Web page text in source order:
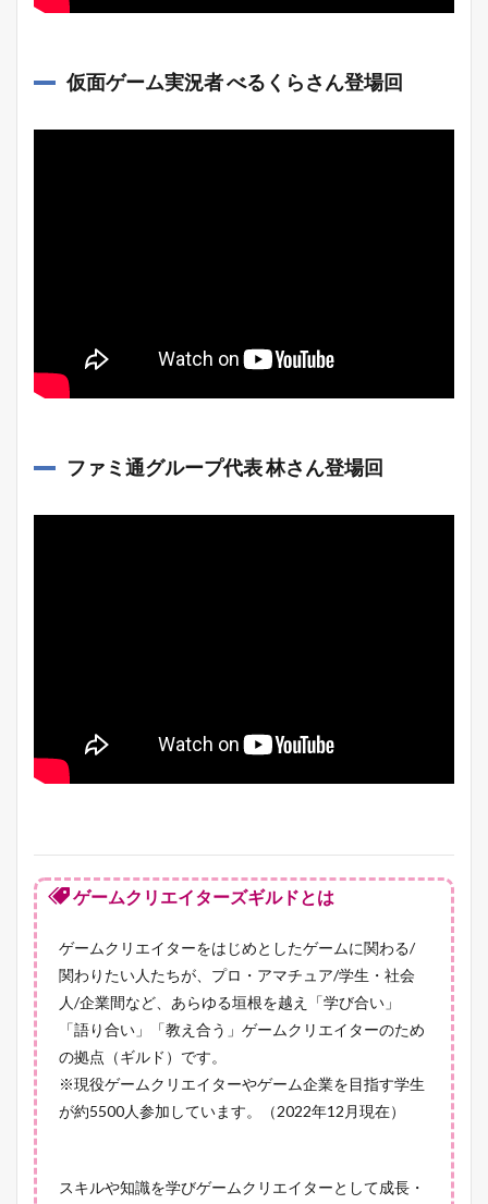
仮面ゲーム実況者 べるくらさん登場回
ファミ通グループ代表 林さん登場回
ゲームクリエイターズギルドとは
ゲームクリエイターをはじめとしたゲームに関わる/
関わりたい人たちが、プロ・アマチュア/学生・社会
人/企業間など、あらゆる垣根を越え「学び合い」
「語り合い」「教え合う」ゲームクリエイターのため
の拠点（ギルド）です。
※現役ゲームクリエイターやゲーム企業を目指す学生
が約5500人参加しています。（2022年12月現在）
スキルや知識を学びゲームクリエイターとして成長・